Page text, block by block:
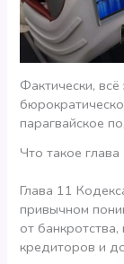
Фактически,
парагвайское
Что такое
Глава 11
привычном
от
кредиторов и